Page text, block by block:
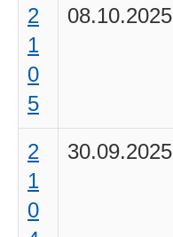
2
1
0
5
08.10.2025
2
1
0
30.09.2025